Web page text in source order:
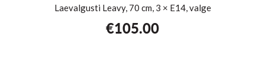
Laevalgusti Leavy, 70 cm, 3 × E14, valge
€105.00